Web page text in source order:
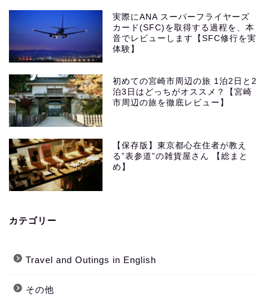
実際にANA スーパーフライヤーズ
カード(SFC)を取得する過程を、本
音でレビューします【SFC修行を実
体験】
初めての宮崎市周辺の旅 1泊2日と2
泊3日はどっちがオススメ？【宮崎
市周辺の旅を徹底レビュー】
【保存版】東京都心在住者が教え
る”表参道”の雑貨屋さん 【総まと
め】
カテゴリー
Travel and Outings in English
その他